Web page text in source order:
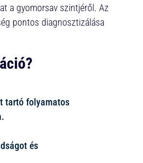
a gyomorsav szintjéről. Az
pontos diagnosztizálása
tartó folyamatos
és